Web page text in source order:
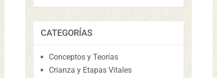
CATEGORÍAS
Conceptos y Teorías
Crianza y Etapas Vitales